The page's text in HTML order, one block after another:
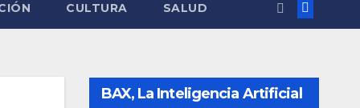
CULTURA SALUD
BAX, La Inteligencia Artificial